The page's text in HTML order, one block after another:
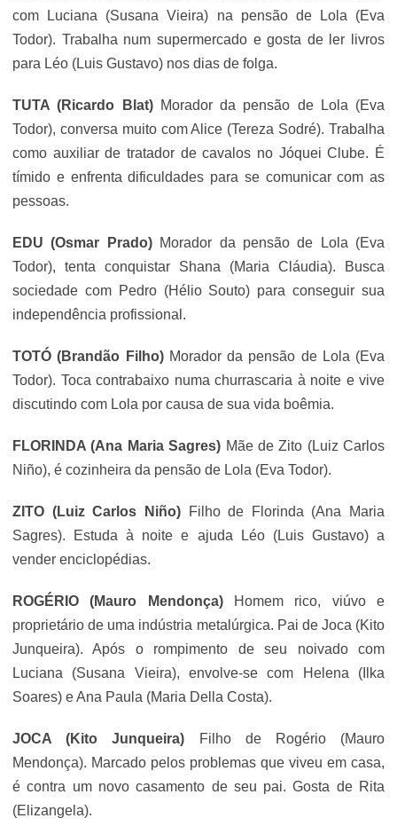
com Luciana (Susana Vieira) na pensão de Lola (Eva
Todor). Trabalha num supermercado e gosta de ler livros
para Léo (Luis Gustavo) nos dias de folga.
TUTA (Ricardo Blat)Morador da pensão de Lola (Eva
Todor), conversa muito com Alice (Tereza Sodré). Trabalha
como auxiliar de tratador de cavalos no Jóquei Clube. É
tímido e enfrenta dificuldades para se comunicar com as
pessoas.
EDU (Osmar Prado) Morador da pensão de Lola (Eva
Todor), tenta conquistar Shana (Maria Cláudia). Busca
sociedade com Pedro (Hélio Souto) para conseguir sua
independência profissional.
TOTÓ (Brandão Filho)Morador da pensão de Lola (Eva
Todor). Toca contrabaixo numa churrascaria à noite e vive
discutindo com Lola por causa de sua vida boêmia.
FLORINDA (Ana Maria Sagres) Mãe de Zito (Luiz Carlos
Niño), é cozinheira da pensão de Lola (Eva Todor).
ZITO (Luiz Carlos Niño)
Filho de Florinda (Ana Maria
Sagres). Estuda à noite e ajuda Léo (Luis Gustavo) a
vender enciclopédias.
ROGÉRIO (Mauro Mendonça) Homem
rico, viúvo e
proprietário de uma indústria metalúrgica. Pai de Joca (Kito
Junqueira). Após o rompimento de seu noivado com
Luciana (Susana Vieira), envolve-se com Helena ( Ilka
Soares) e Ana Paula (Maria Della Costa).
JOCA (Kito Junqueira)
Filho de Rogério (Mauro
Mendonça). Marcado pelos problemas que viveu em casa,
é contra um novo casamento de seu pai. Gosta de Rita
(Elizangela).